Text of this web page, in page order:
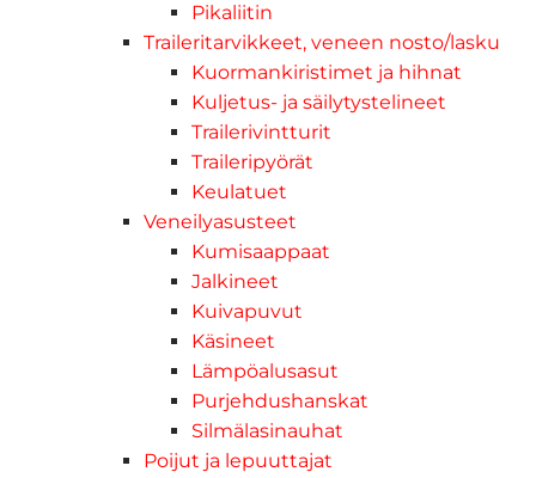
Pikaliitin
Traileritarvikkeet, veneen nosto/lasku
Kuormankiristimet ja hihnat
Kuljetus- ja säilytystelineet
Trailerivintturit
Traileripyörät
Keulatuet
Veneilyasusteet
Kumisaappaat
Jalkineet
Kuivapuvut
Käsineet
Lämpöalusasut
Purjehdushanskat
Silmälasinauhat
Poijut ja lepuuttajat